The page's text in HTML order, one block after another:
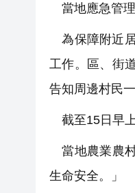
當地應急管理
為保障附近
工作。區、街
告知周邊村民
截至15日早
當地農業農
生命安全。」